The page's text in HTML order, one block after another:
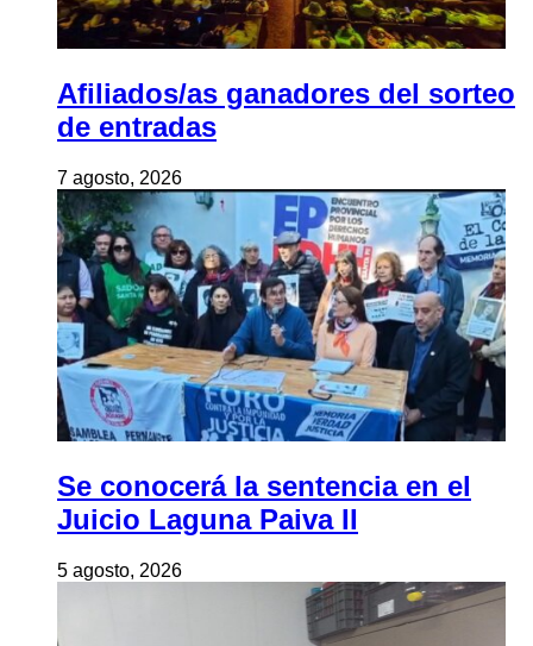
Afiliados/as ganadores del sorteo
de entradas
7 agosto, 2026
Se conocerá la sentencia en el
Juicio Laguna Paiva II
5 agosto, 2026